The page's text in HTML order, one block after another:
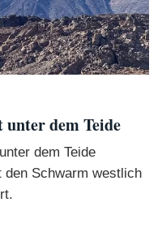
unter dem Teide
dem Teide
Schwarm westlich